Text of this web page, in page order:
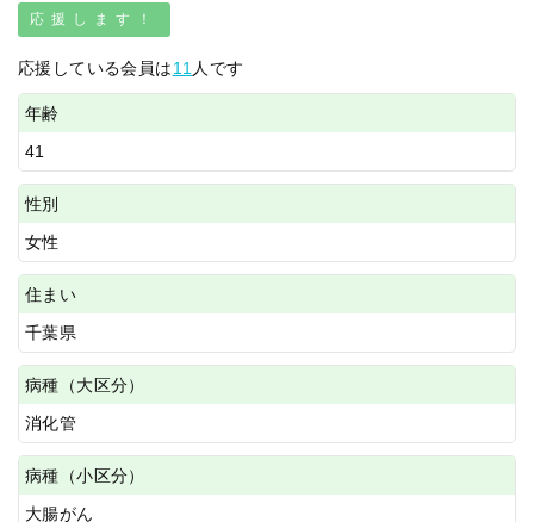
応援します！
応援している会員は11 人です
年齢
41
性別
女性
住まい
千葉県
病種（大区分）
消化管
病種（小区分）
大腸がん